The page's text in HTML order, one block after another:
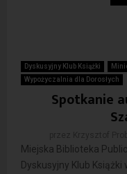
Dyskusyjny Klub Książki
Wypożyczalnia dla Dorosłych
Spotkanie
Miejska Biblioteka
Dyskusyjny Klub